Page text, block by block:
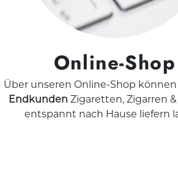
Online-Shop
Über unseren Online-Shop
Endkunden Zigaretten, Zigarren &
entspannt nach Hause liefern